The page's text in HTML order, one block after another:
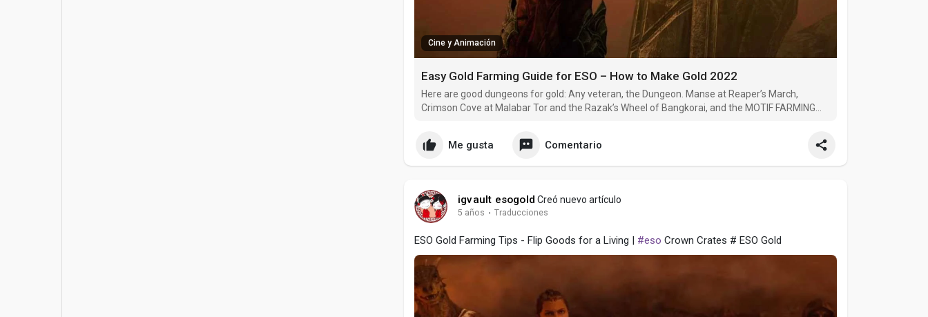
Cine y Animación
Easy Gold Farming Guide for ESO – How to Make Gold 2022
Here are good dungeons for gold: Any veteran, the Dungeon. Manse at Reaper’s March,
Crimson Cove at Malabar Tor and the Razak’s Wheel of Bangkorai, and the MOTIF FARMING
Me gusta Comentario
igvault esogold Creó nuevo artículo
5 años · Traducciones
ESO Gold Farming Tips - Flip Goods for a Living | #eso Crown Crates # ESO Gold